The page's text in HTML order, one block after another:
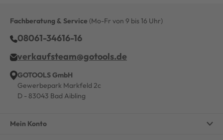
Fachberatung & Service (Mo-Fr von 9 bis 16 Uhr)
08061-34616-16
verkaufsteam@gotools.de
GOTOOLS GmbH
Gewerbepark Markfeld 2c
D - 83043 Bad Aibling
Mein Konto